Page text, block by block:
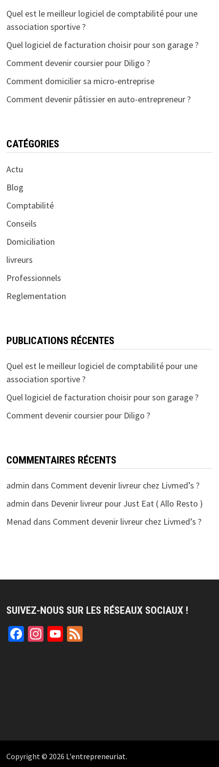
Quel est le meilleur logiciel de comptabilité pour une
association sportive ?
Quel logiciel de facturation choisir pour son garage ?
Comment devenir coursier pour Diligo ?
Comment domicilier sa micro-entreprise
Comment devenir pâtissier en auto-entrepreneur ?
CATÉGORIES
Actu
Blog
Comptabilité
Conseils
Domiciliation
livreurs
Professionnels
Reglementation
PUBLICATIONS RÉCENTES
Quel est le meilleur logiciel de comptabilité pour une
association sportive ?
Quel logiciel de facturation choisir pour son garage ?
Comment devenir coursier pour Diligo ?
COMMENTAIRES RÉCENTS
admin dans Comment devenir livreur chez Livmed’s ?
admin dans Devenir livreur pour Just Eat ( Allo Resto )
Menad dans Comment devenir livreur chez Livmed’s ?
SUIVEZ-NOUS SUR LES RÉSEAUX SOCIAUX !
Facebook
Instagram
YouTube
Feed
Copyright © 2026 L'entrepreneuriat.